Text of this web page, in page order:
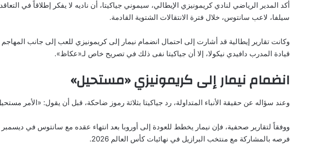
أكد المدير الرياضي لنادي كريمونيزي الإيطالي، سيموني جياكيتا، أن ناديه لا يفكر إطلاقاً في
سيلفا، لاعب سانتوس، خلال فترة الانتقالات الشتوية القادمة.
وكانت تقارير إيطالية قد أشارت إلى احتمال انضمام نيمار إلى كريمونيزي للعب إلى جانب
قيادة المدرب دافيدي نيكولا، إلا أن جياكيتا نفى ذلك في تصريح خاص لـ«عكاظ».
انضمام نيمار إلى كريمونيزي «مستحيل»
وعند سؤاله عن حقيقة الأنباء المتداولة، رد جياكيتا بثلاثة رموز ضاحكة، قبل أن يقول: «الأمر
ووفقاً لتقارير صحفية، فإن نيمار يخطط للعودة إلى أوروبا بعد انتهاء عقده مع سانتوس في ديسمبر
فرصه بالمشاركة مع منتخب البرازيل في نهائيات كأس العالم 2026.